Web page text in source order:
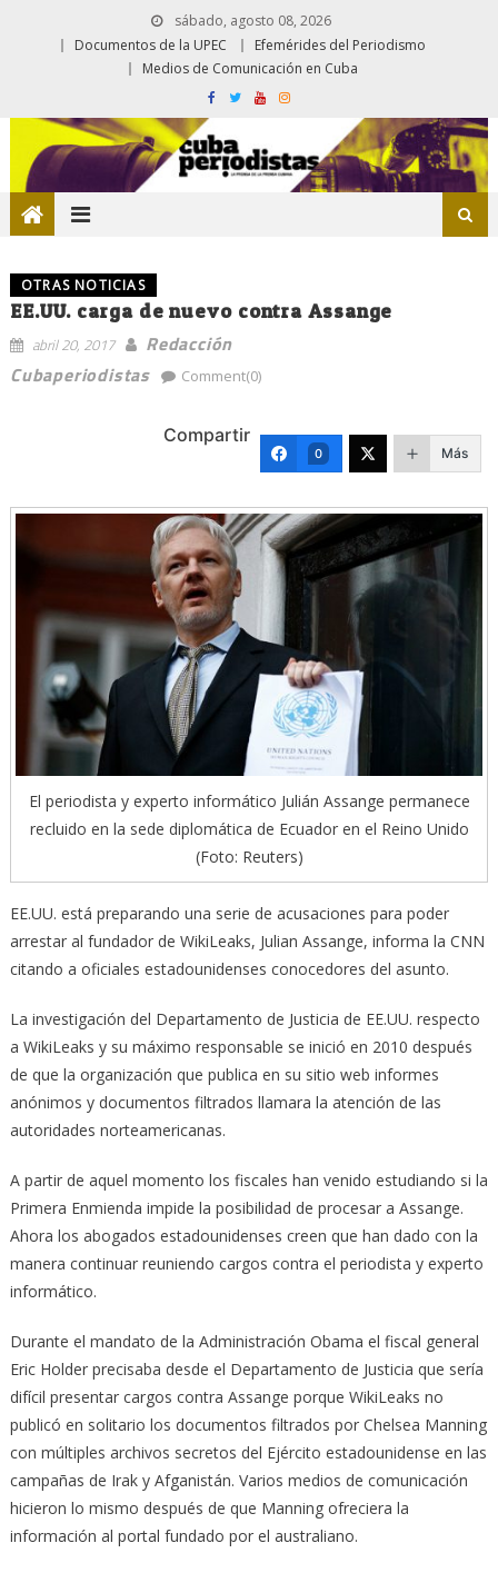
sábado, agosto 08, 2026
Documentos de la UPEC
Efemérides del Periodismo
Medios de Comunicación en Cuba
OTRAS NOTICIAS
EE.UU. carga de nuevo contra Assange
abril 20, 2017
Redacción
Cubaperiodistas
Comment(0)
Compartir
0 Más
El periodista y experto informático Julián Assange permanece
recluido en la sede diplomática de Ecuador en el Reino Unido
(Foto: Reuters)
EE.UU. está preparando una serie de acusaciones para poder
arrestar al fundador de WikiLeaks, Julian Assange, informa la CNN
citando a oficiales estadounidenses conocedores del asunto.
La investigación del Departamento de Justicia de EE.UU. respecto
a WikiLeaks y su máximo responsable se inició en 2010 después
de que la organización que publica en su sitio web informes
anónimos y documentos filtrados llamara la atención de las
autoridades norteamericanas.
A partir de aquel momento los fiscales han venido estudiando si la
Primera Enmienda impide la posibilidad de procesar a Assange.
Ahora los abogados estadounidenses creen que han dado con la
manera continuar reuniendo cargos contra el periodista y experto
informático.
Durante el mandato de la Administración Obama el fiscal general
Eric Holder precisaba desde el Departamento de Justicia que sería
difícil presentar cargos contra Assange porque WikiLeaks no
publicó en solitario los documentos filtrados por Chelsea Manning
con múltiples archivos secretos del Ejército estadounidense en las
campañas de Irak y Afganistán. Varios medios de comunicación
hicieron lo mismo después de que Manning ofreciera la
información al portal fundado por el australiano.